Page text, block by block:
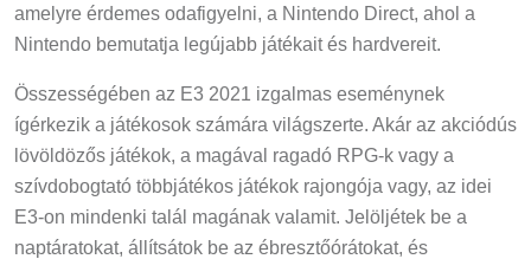
amelyre érdemes odafigyelni, a Nintendo Direct, ahol a
Nintendo bemutatja legújabb játékait és hardvereit.
Összességében az E3 2021 izgalmas eseménynek
ígérkezik a játékosok számára világszerte. Akár az akciódús
lövöldözős játékok, a magával ragadó RPG-k vagy a
szívdobogtató többjátékos játékok rajongója vagy, az idei
E3-on mindenki talál magának valamit. Jelöljétek be a
naptáratokat, állítsátok be az ébresztőórátokat, és